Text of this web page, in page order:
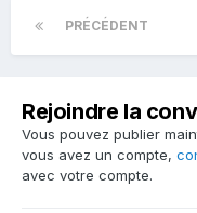
PRÉCÉDENT
Rejoindre la
Vous pouvez publier
vous avez un compte,
avec votre compte.